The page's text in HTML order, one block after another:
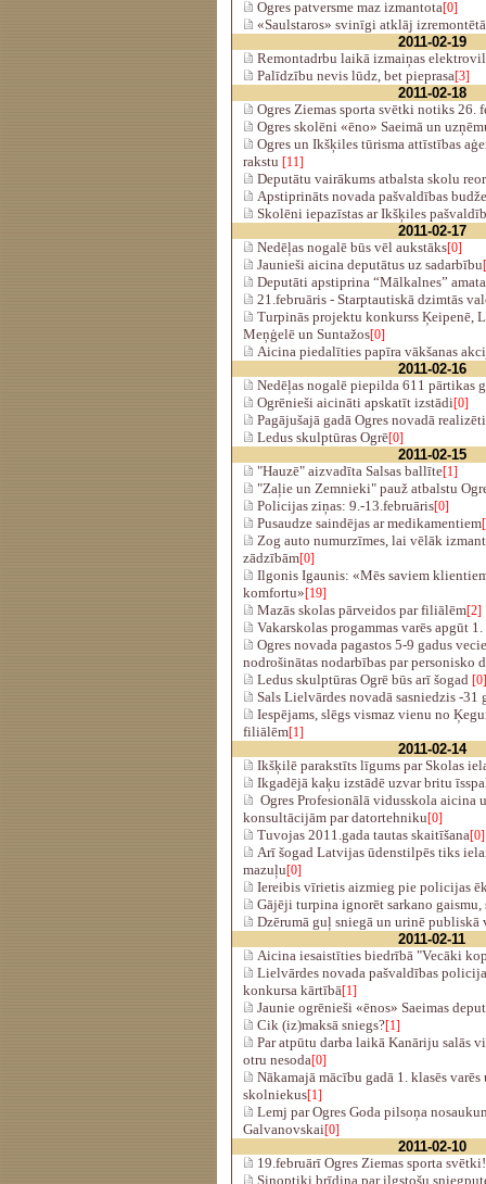
Ogres patversme maz izmantota[0]
«Saulstaros» svinīgi atklāj
2011-02-19
Remontadrbu laikā izmaiņas
Palīdzību nevis lūdz, bet pieprasa[3]
2011-02-18
Ogres Ziemas sporta svētki notiks 26.
Ogres skolēni «ēno» Saeimā un
Ogres un Ikšķiles tūrisma attīstības
rakstu [11]
Deputātu vairākums atbalsta skolu
Apstiprināts novada pašvaldības
Skolēni iepazīstas ar Ikšķiles
2011-02-17
Nedēļas nogalē būs vēl aukstāks[0]
Jaunieši aicina deputātus uz sadarbību
Deputāti apstiprina “Mālkalnes”
21.februāris - Starptautiskā dzimtās
Turpinās projektu konkurss Ķeipenē,
Meņģelē un Suntažos[0]
Aicina piedalīties papīra vākšanas
2011-02-16
Nedēļas nogalē piepilda 611 pārtikas
Ogrēnieši aicināti apskatīt izstādi[0]
Pagājušajā gadā Ogres novadā
Ledus skulptūras Ogrē[0]
2011-02-15
"Hauzē" aizvadīta Salsas ballīte[1]
"Zaļie un Zemnieki" pauž atbalstu
Policijas ziņas: 9.-13.februāris[0]
Pusaudze saindējas ar medikamentiem
Zog auto numurzīmes, lai vēlāk
zādzībām[0]
Ilgonis Igaunis: «Mēs saviem
komfortu»[19]
Mazās skolas pārveidos par filiālēm[2]
Vakarskolas progammas varēs apgūt
Ogres novada pagastos 5-9 gadus
nodrošinātas nodarbības par personisko
Ledus skulptūras Ogrē būs arī šogad [0]
Sals Lielvārdes novadā sasniedzis -31
Iespējams, slēgs vismaz vienu no
filiālēm[1]
2011-02-14
Ikšķilē parakstīts līgums par Skolas
Ikgadējā kaķu izstādē uzvar britu
Ogres Profesionālā vidusskola aicina
konsultācijām par datortehniku[0]
Tuvojas 2011.gada tautas skaitīšana[0]
Arī šogad Latvijas ūdenstilpēs tiks
mazuļu[0]
Iereibis vīrietis aizmieg pie policijas
Gājēji turpina ignorēt sarkano gaismu,
Dzērumā guļ sniegā un urinē publiskā
2011-02-11
Aicina iesaistīties biedrībā "Vecāki
Lielvārdes novada pašvaldības
konkursa kārtībā[1]
Jaunie ogrēnieši «ēnos» Saeimas
Cik (iz)maksā sniegs?[1]
Par atpūtu darba laikā Kanāriju salās
otru nesoda[0]
Nākamajā mācību gadā 1. klasēs
skolniekus[1]
Lemj par Ogres Goda pilsoņa
Galvanovskai[0]
2011-02-10
19.februārī Ogres Ziemas sporta svētki!
Sinoptiķi brīdina par ilgstošu